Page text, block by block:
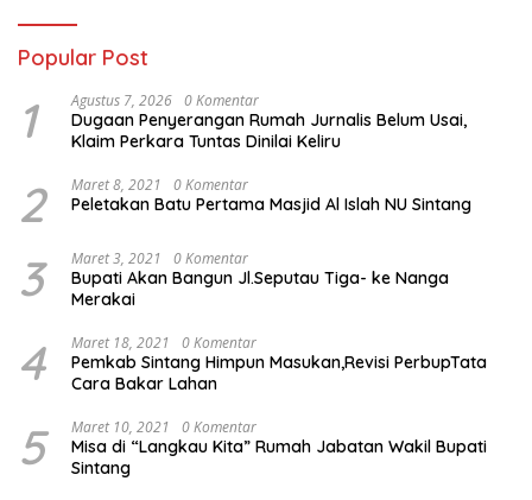
Popular Post
1 Agustus 7, 2026 0 Komentar
Dugaan Penyerangan Rumah Jurnalis Belum Usai,
Klaim Perkara Tuntas Dinilai Keliru
2 Maret 8, 2021 0 Komentar
Peletakan Batu Pertama Masjid Al Islah NU Sintang
3 Maret 3, 2021 0 Komentar
Bupati Akan Bangun Jl.Seputau Tiga- ke Nanga
Merakai
4 Maret 18, 2021 0 Komentar
Pemkab Sintang Himpun Masukan,Revisi PerbupTata
Cara Bakar Lahan
5 Maret 10, 2021 0 Komentar
Misa di “Langkau Kita” Rumah Jabatan Wakil Bupati
Sintang